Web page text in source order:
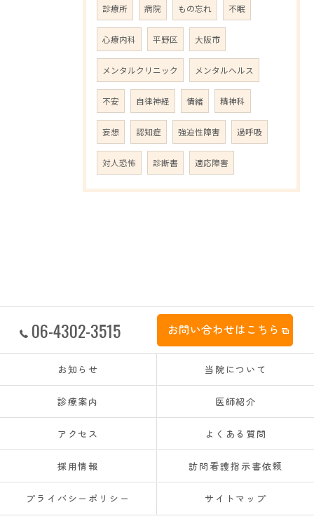
診療所 病院 もの忘れ 不眠
心療内科 平野区 大阪市
メンタルクリニック メンタルヘルス
不安 自律神経 情緒 精神科
妄想 認知症 強迫性障害 過呼吸
対人恐怖 診断書 適応障害
06-4302-3515 お問い合わせはこちら
お知らせ 当院について
診療案内 医師紹介
アクセス よくある質問
採用情報 訪問看護指示書依頼
プライバシーポリシー サイトマップ